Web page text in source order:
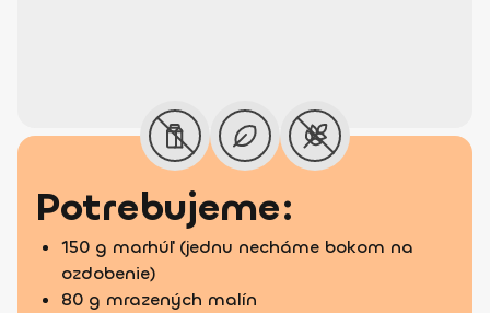
Potrebujeme:
150 g marhúľ (jednu necháme bokom na
ozdobenie)
80 g mrazených malín